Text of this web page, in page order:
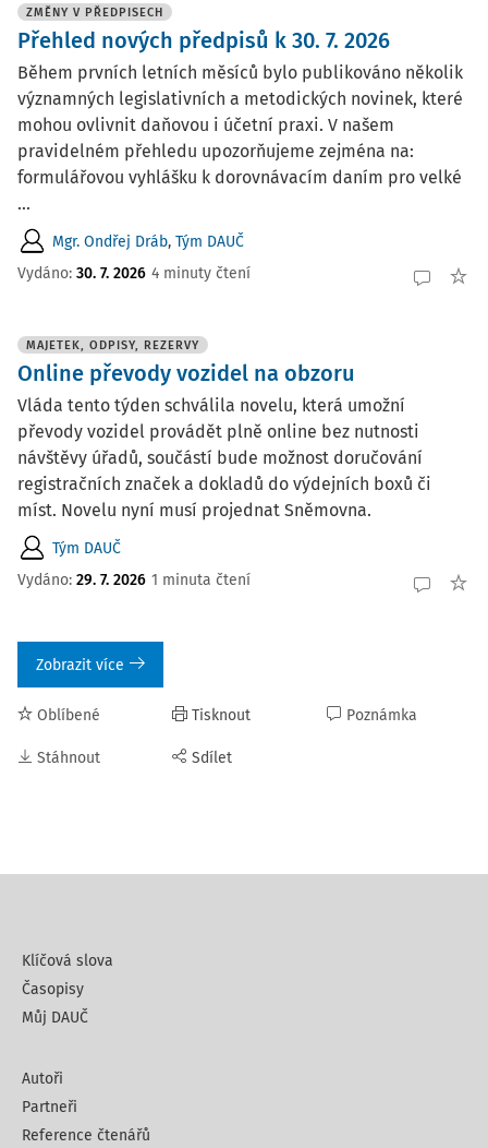
ZMĚNY V PŘEDPISECH
Přehled nových předpisů k 30. 7. 2026
Během prvních letních měsíců bylo publikováno několik
významných legislativních a metodických novinek, které
mohou ovlivnit daňovou i účetní praxi. V našem
pravidelném přehledu upozorňujeme zejména na:
formulářovou vyhlášku k dorovnávacím daním pro velké
...
Mgr. Ondřej Dráb, Tým DAUČ
Vydáno: 30. 7. 2026 4 minuty čtení
MAJETEK, ODPISY, REZERVY
Online převody vozidel na obzoru
Vláda tento týden schválila novelu, která umožní
převody vozidel provádět plně online bez nutnosti
návštěvy úřadů, součástí bude možnost doručování
registračních značek a dokladů do výdejních boxů či
míst. Novelu nyní musí projednat Sněmovna.
Tým DAUČ
Vydáno: 29. 7. 2026 1 minuta čtení
Zobrazit více
Oblíbené
Stáhnout
Tisknout
Sdílet
Poznámka
Klíčová slova
Časopisy
Můj DAUČ
Autoři
Partneři
Reference čtenářů